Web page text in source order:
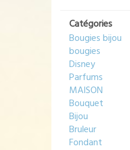
peuvent
être
choisies
sur
page
du
produit
Catégories
Bougies bijou
bougies
Disney
Parfums
MAISON
Bouquet
Bijou
Bruleur
Fondant